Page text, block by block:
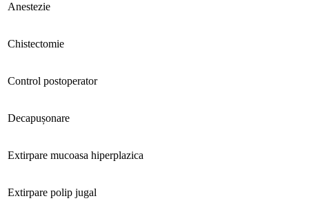
Anestezie
Chistectomie
Control postoperator
Decapușonare
Extirpare mucoasa hiperplazica
Extirpare polip jugal